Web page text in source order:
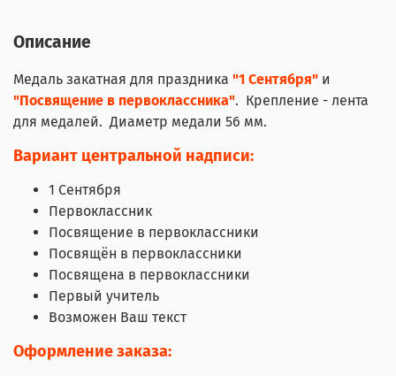
Описание
Медаль закатная для праздника "1 Сентября" и
"Посвящение в первоклассника". Крепление - лента
для медалей. Диаметр медали 56 мм.
Вариант центральной надписи:
1 Сентября
Первоклассник
Посвящение в первоклассники
Посвящён в первоклассники
Посвящена в первоклассники
Первый учитель
Возможен Ваш текст
Оформление заказа: